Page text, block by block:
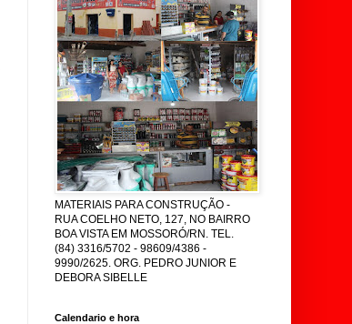
MATERIAIS PARA CONSTRUÇÃO -
RUA COELHO NETO, 127, NO BAIRRO
BOA VISTA EM MOSSORÓ/RN. TEL.
(84) 3316/5702 - 98609/4386 -
9990/2625. ORG. PEDRO JUNIOR E
DEBORA SIBELLE
Calendario e hora